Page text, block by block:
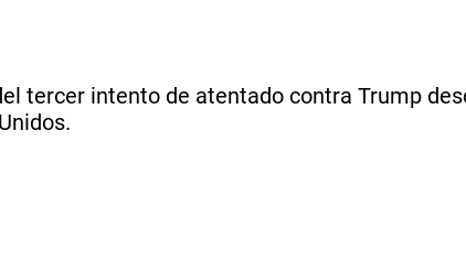
tercer intento de atentado contra Trump